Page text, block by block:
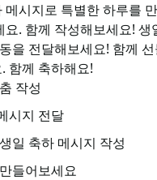
메시지로 특별한 하루를
. 함께 작성해보세요!
을 전달해보세요! 함께
함께 축하해요!
작성
시지 전달
일 축하 메시지 작성
들어보세요